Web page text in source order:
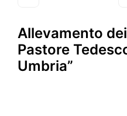
Allevamento
Pastore
Umbria”